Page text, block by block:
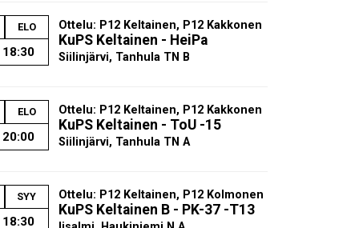
ELO
18:30
Ottelu: P12 Keltainen, P12 Kakkonen
KuPS Keltainen - HeiPa
Siilinjärvi, Tanhula TN B
ELO
20:00
Ottelu: P12 Keltainen, P12 Kakkonen
KuPS Keltainen - ToU -15
Siilinjärvi, Tanhula TN A
SYY
18:30
Ottelu: P12 Keltainen, P12 Kolmonen
KuPS Keltainen B - PK-37 -T13